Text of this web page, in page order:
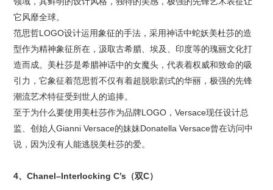
它风靡全球。
范思哲LOGO设计运用象征的手法，采用神话中蛇妖美杜莎的造
型作为精神象征所在，汲取古希腊、埃及、印度等的瑰丽文化打
造而成。美杜莎是希腊神话中的女魔头，代表着权威和致命的吸
引力，它象征着范思哲不仅有着超脱歌剧式的华丽，极强的先锋
潮流艺术特征受到世人的追捧。
至于为什么要使用美杜莎作为品牌LOGO，Versace现任设计总
监、创始人Gianni Versace的妹妹Donatella Versace曾在访问中
说，因为没有人能逃脱美杜莎的爱。
4、Chanel–Interlocking C’s（双C）